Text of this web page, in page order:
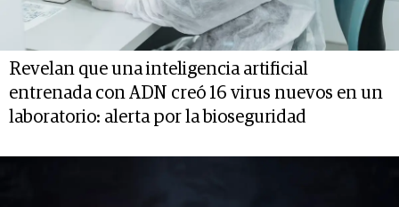
Revelan que una inteligencia artificial
entrenada con ADN creó 16 virus nuevos en un
laboratorio: alerta por la bioseguridad